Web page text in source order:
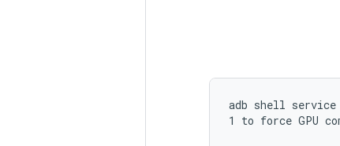
adb shell service
1 to force GPU